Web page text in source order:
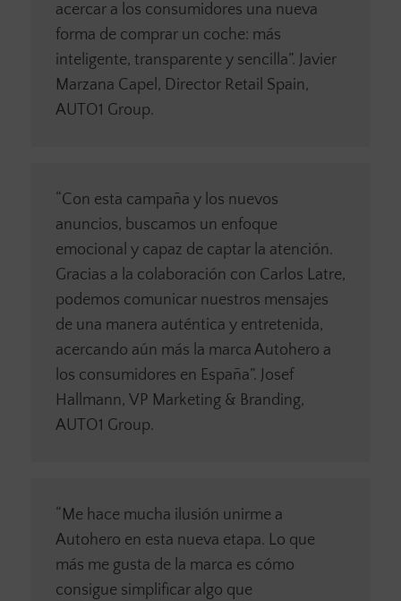
acercar a los consumidores una nueva
forma de comprar un coche: más
inteligente, transparente y sencilla”. Javier
Marzana Capel, Director Retail Spain,
AUTO1 Group.
“Con esta campaña y los nuevos
anuncios, buscamos un enfoque
emocional y capaz de captar la atención.
Gracias a la colaboración con Carlos Latre,
podemos comunicar nuestros mensajes
de una manera auténtica y entretenida,
acercando aún más la marca Autohero a
los consumidores en España”. Josef
Hallmann, VP Marketing & Branding,
AUTO1 Group.
“Me hace mucha ilusión unirme a
Autohero en esta nueva etapa. Lo que
más me gusta de la marca es cómo
consigue simplificar algo que